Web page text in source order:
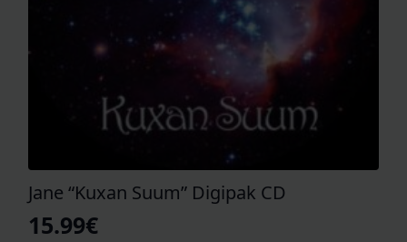
Jane “Kuxan Suum” Digipak CD
15.99€